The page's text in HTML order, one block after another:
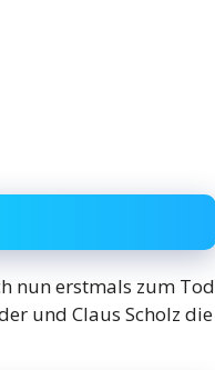
nun erstmals zum Tod
und Claus Scholz die